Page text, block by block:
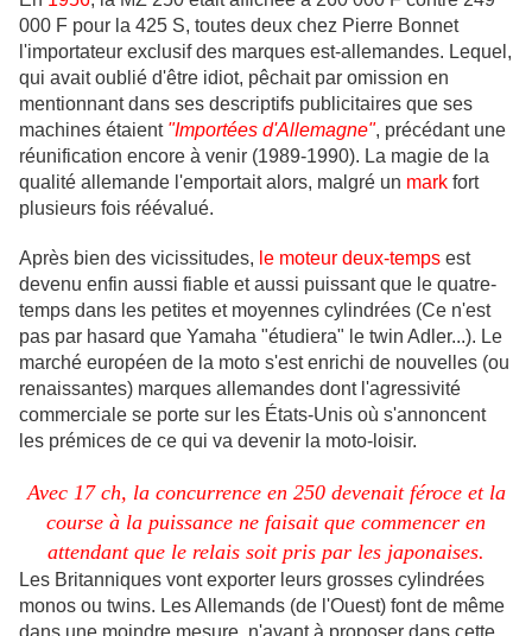
000 F pour la 425 S, toutes deux chez Pierre Bonnet
l'importateur exclusif des marques est-allemandes. Lequel,
qui avait oublié d'être idiot, pêchait par omission en
mentionnant dans ses descriptifs publicitaires que ses
machines étaient "Importées d'Allemagne", précédant une
réunification encore à venir (1989-1990). La magie de la
qualité allemande l'emportait alors, malgré un mark fort
plusieurs fois réévalué.
Après bien des vicissitudes, le moteur deux-temps est
devenu enfin aussi fiable et aussi puissant que le quatre-
temps dans les petites et moyennes cylindrées (Ce n'est
pas par hasard que Yamaha "étudiera" le twin Adler...). Le
marché européen de la moto s'est enrichi de nouvelles (ou
renaissantes) marques allemandes dont l'agressivité
commerciale se porte sur les États-Unis où s'annoncent
les prémices de ce qui va devenir la moto-loisir.
Avec 17 ch, la concurrence en 250 devenait féroce et la
course à la puissance ne faisait que commencer en
attendant que le relais soit pris par les japonaises.
Les Britanniques vont exporter leurs grosses cylindrées
monos ou twins. Les Allemands (de l'Ouest) font de même